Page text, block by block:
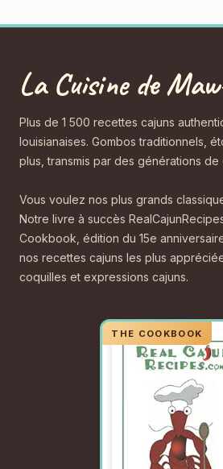
La Cuisine de
Plus de 1 500 recettes cajuns
louisianaises. Gombos traditionnels,
plus, transmis par des générations de
Vous voulez nos plus grands
Notre livre à succès
Cookbook, édition du 15e
nos recettes cajuns les plus
coquilles et expressions cajuns.